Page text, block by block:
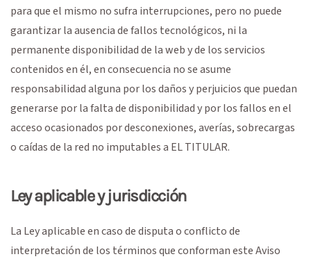
para que el mismo no sufra interrupciones, pero no puede
garantizar la ausencia de fallos tecnológicos, ni la
permanente disponibilidad de la web y de los servicios
contenidos en él, en consecuencia no se asume
responsabilidad alguna por los daños y perjuicios que puedan
generarse por la falta de disponibilidad y por los fallos en el
acceso ocasionados por desconexiones, averías, sobrecargas
o caídas de la red no imputables a EL TITULAR.
Ley aplicable y jurisdicción
La Ley aplicable en caso de disputa o conflicto de
interpretación de los términos que conforman este Aviso